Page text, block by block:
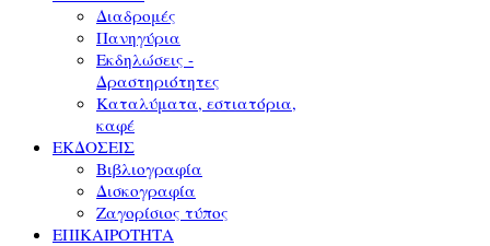
Διαδρομές
Πανηγύρια
Εκδηλώσεις -
Δραστηριότητες
Καταλύματα, εστιατόρια,
καφέ
ΕΚΔΟΣΕΙΣ
Βιβλιογραφία
Δισκογραφία
Ζαγορίσιος τύπος
ΕΠΙΚΑΙΡΟΤΗΤΑ